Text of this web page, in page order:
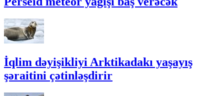
İqlim dəyişikliyi Arktikadakı yaşayış
şəraitini çətinləşdirir